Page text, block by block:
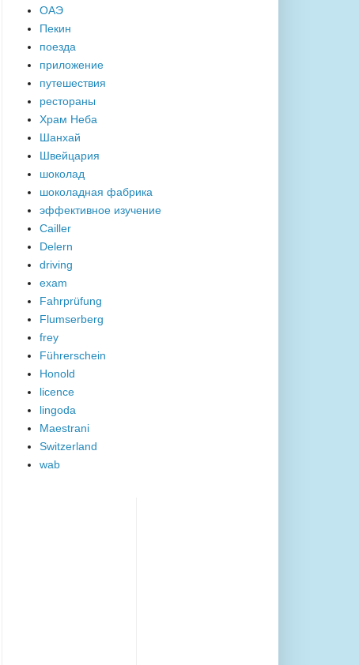
ОАЭ
Пекин
поезда
приложение
путешествия
рестораны
Храм Неба
Шанхай
Швейцария
шоколад
шоколадная фабрика
эффективное изучение
Cailler
Delern
driving
exam
Fahrprüfung
Flumserberg
frey
Führerschein
Honold
licence
lingoda
Maestrani
Switzerland
wab